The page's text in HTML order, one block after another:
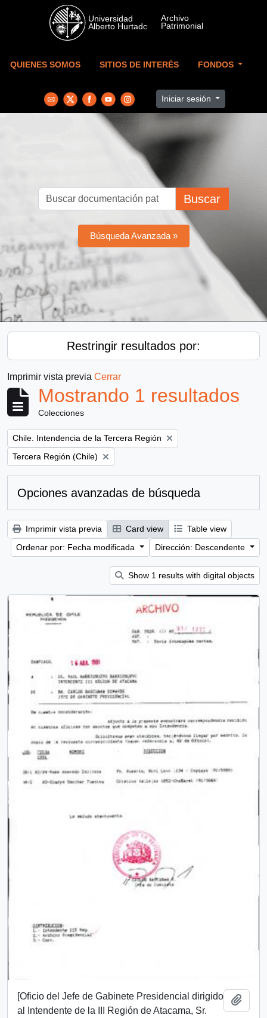
Skip to main content
QUIENES SOMOS SITIOS DE INTERÉS FONDOS
Iniciar sesión
Buscar
Búsqueda Avanzada »
Restringir resultados por:
Imprimir vista previa Cerrar
Mostrando 1 resultados
Colecciones
Remove filter:
Chile. Intendencia de la Tercera Región
Remove filter:
Tercera Región (Chile)
Opciones avanzadas de búsqueda
Imprimir vista previa Card view
Table view
Ordenar por: Fecha modificada
Dirección: Descendente
Show 1 results with digital objects
[Oficio del Jefe de Gabinete Presidencial dirigido
al Intendente de la III Región de Atacama, Sr.